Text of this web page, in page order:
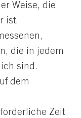
Weise, die
ist.
die in jedem
sind.
dem
Zeit